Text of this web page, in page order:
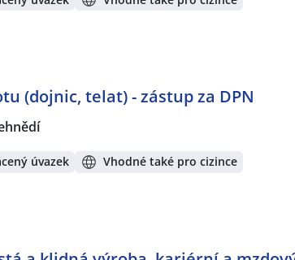
(dojnic, telat) - zástup za DPN
úvazek Vhodné také pro cizince